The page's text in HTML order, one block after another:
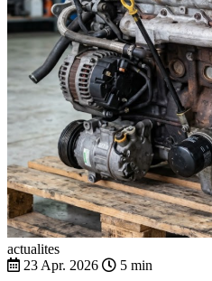
actualites
23 Apr. 2026
5 min